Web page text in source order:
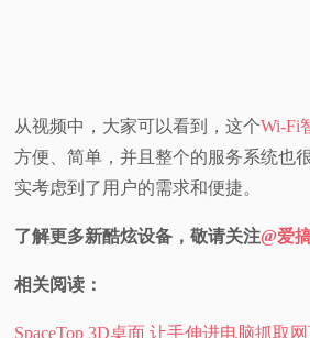
从视频中，大家可以看到，这个Wi-Fi
方便、简单，并且整个的服务系统也
实考虑到了用户的需求和便捷。
了解更多新酷炫设备，敬请关注@爱
相关阅读：
SpaceTop 3D桌面 让手伸进电脑抓取